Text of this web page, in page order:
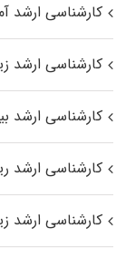
کارشناسی ارشد
کارشناسی ارشد
کارشناسی ارشد
کارشناسی ارشد
کارشناسی